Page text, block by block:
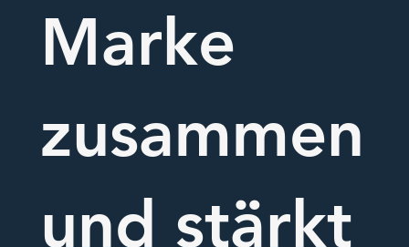
Marke
zusammen
und stärkt